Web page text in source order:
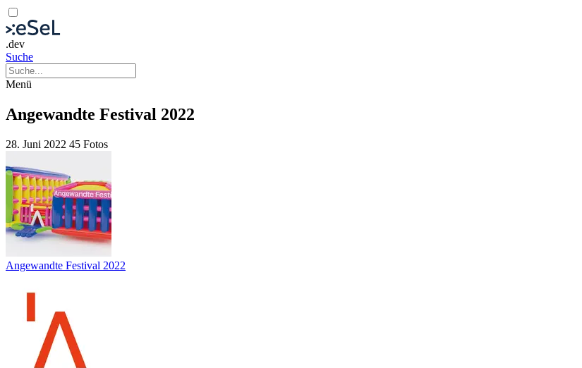
.dev
Suche
Menü
Angewandte Festival 2022
28. Juni 2022 45 Fotos
Angewandte Festival 2022